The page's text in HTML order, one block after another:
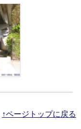
↑ページトップに戻る